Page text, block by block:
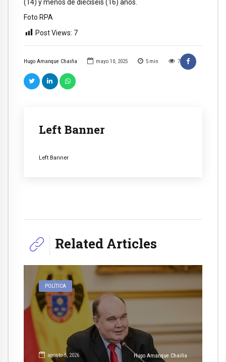
Hugo Amanque Chaiña mayo 10, 2025 5 min 7
Left Banner
Left Banner
(14) y menos de dieciséis (16) años.
Foto RPA
Post Views: 7
Related Articles
POLÍTICA
agosto 5, 2026 Hugo Amanque Chaiña